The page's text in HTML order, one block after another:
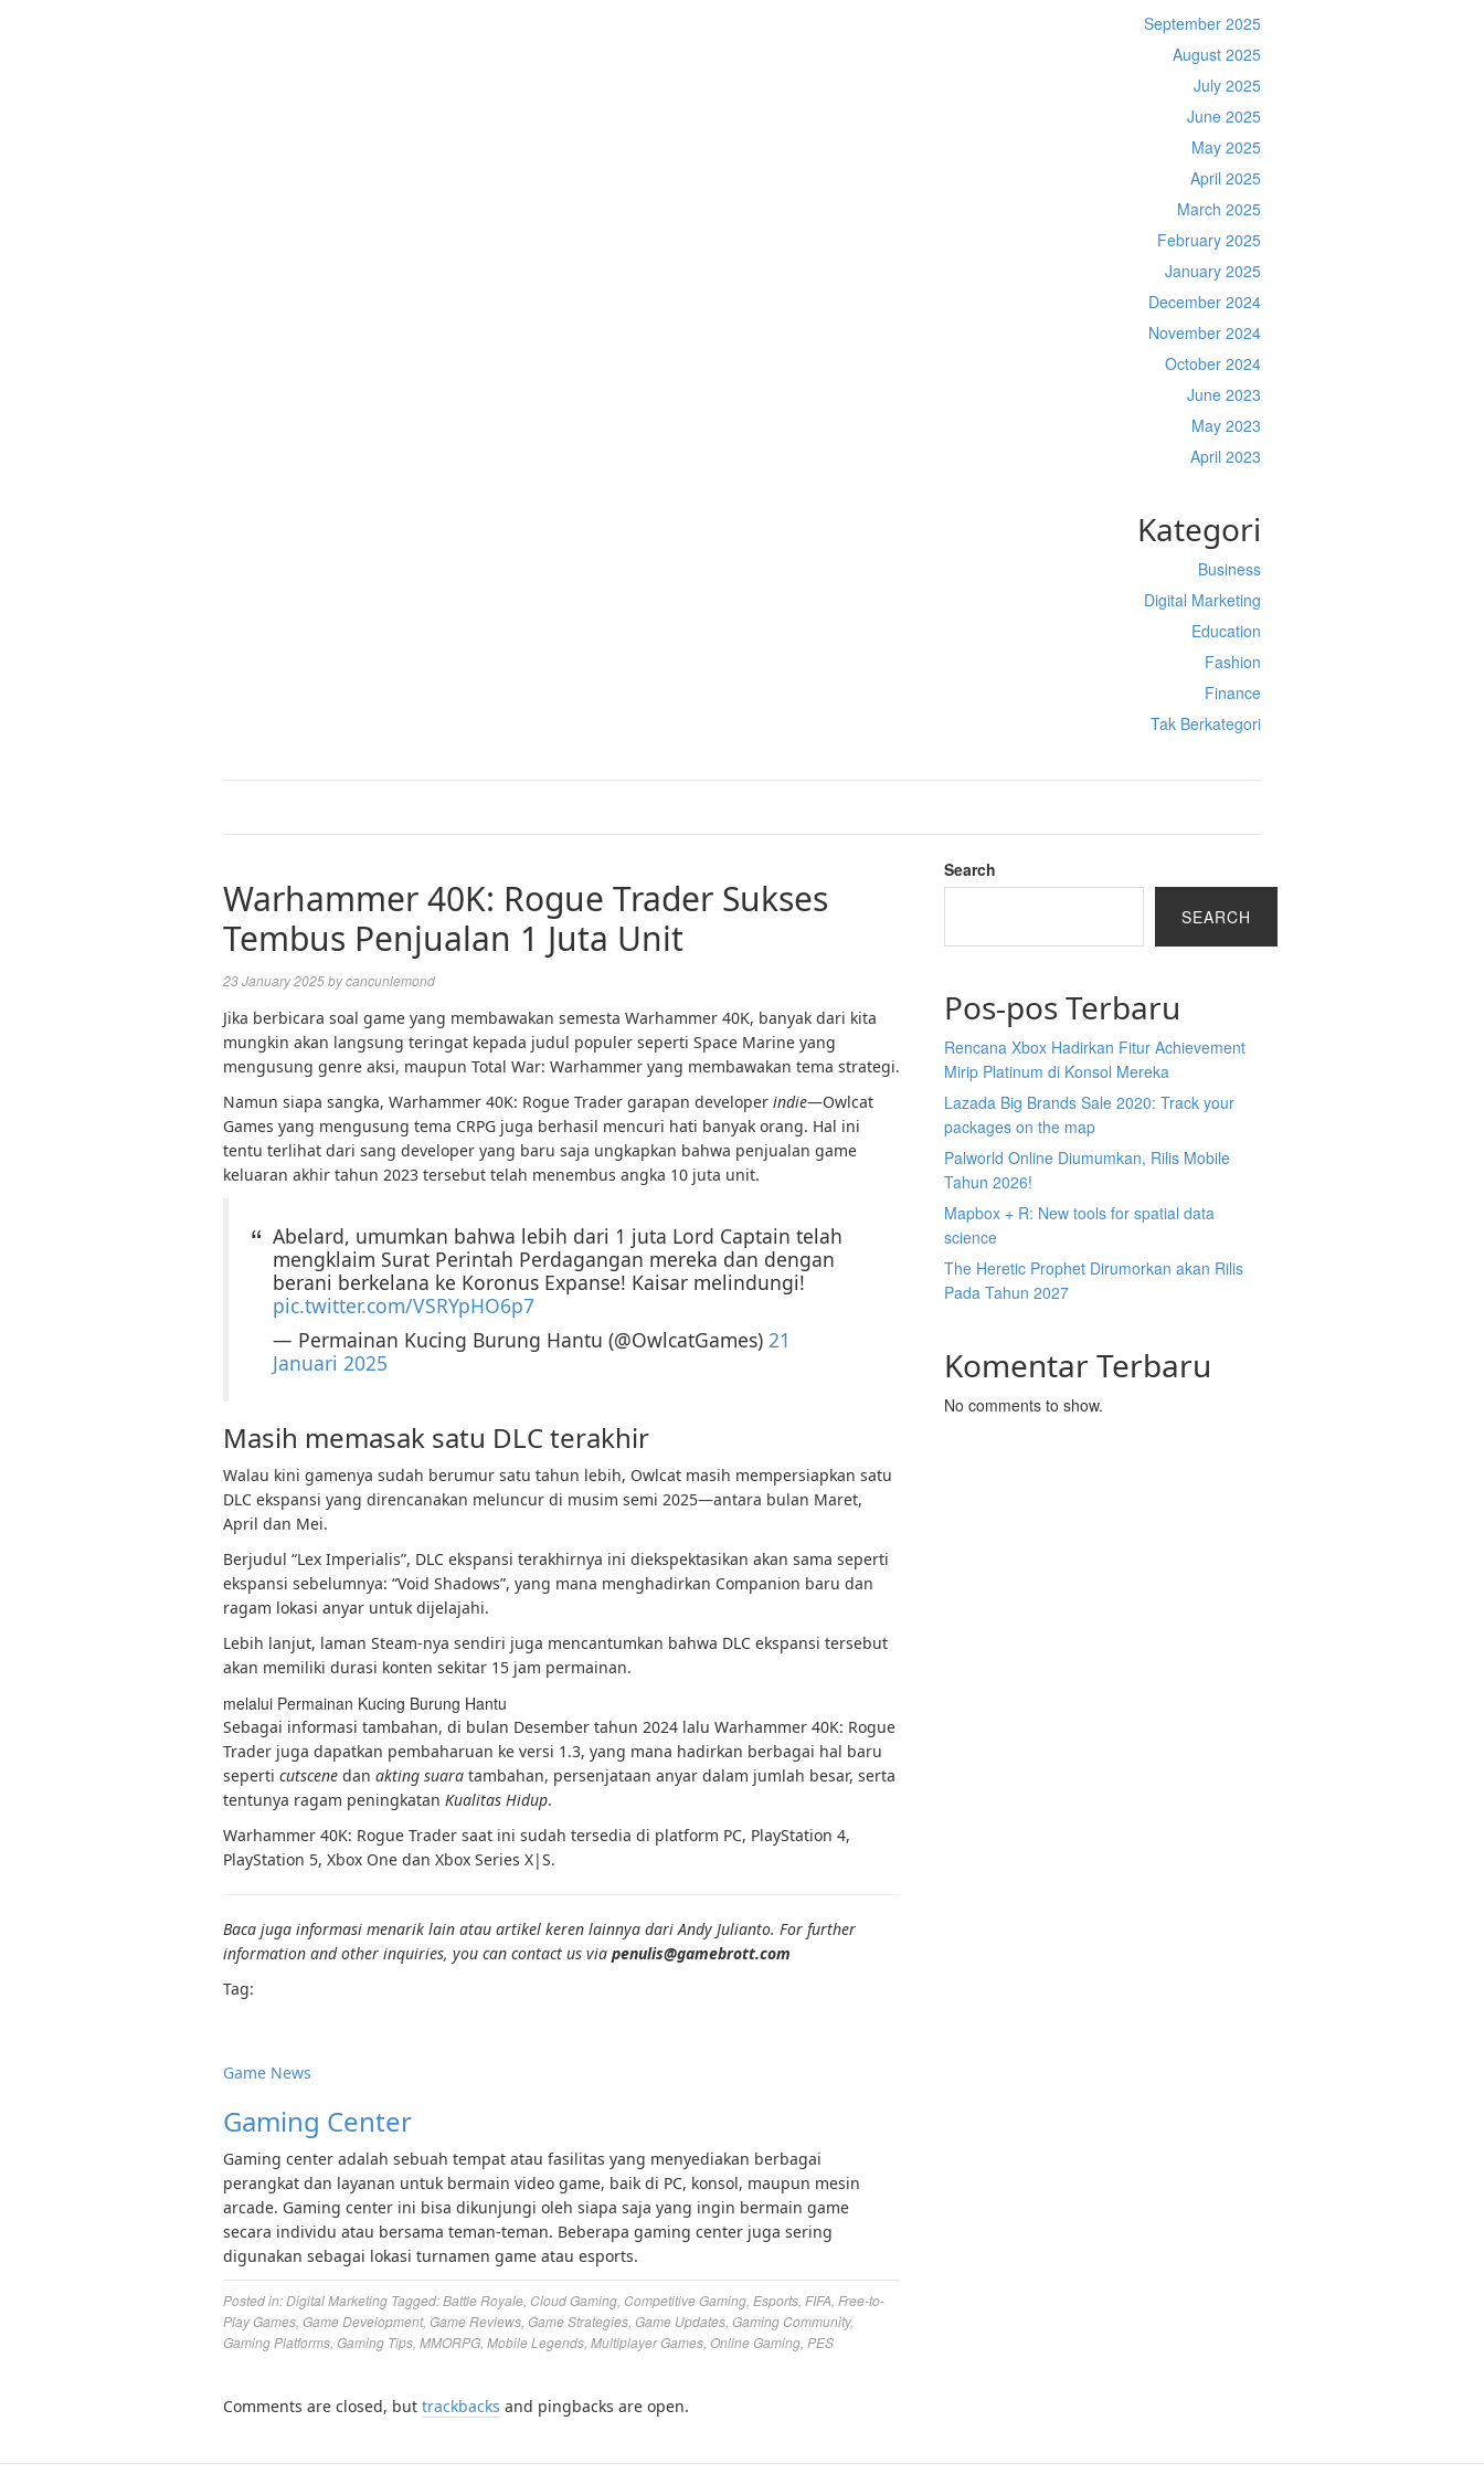
September 2025
August 2025
July 2025
June 2025
May 2025
April 2025
March 2025
February 2025
January 2025
December 2024
November 2024
October 2024
June 2023
May 2023
April 2023
Kategori
Business
Digital Marketing
Education
Fashion
Finance
Tak Berkategori
Warhammer 40K: Rogue Trader Sukses
Tembus Penjualan 1 Juta Unit
23 January 2025bycancunlemond
Jika berbicara soal game yang membawakan semesta Warhammer 40K, banyak dari kita
mungkin akan langsung teringat kepada judul populer seperti Space Marine yang
mengusung genre aksi, maupun Total War: Warhammer yang membawakan tema strategi.
Namun siapa sangka, Warhammer 40K: Rogue Trader garapan developer indie—Owlcat
Games yang mengusung tema CRPG juga berhasil mencuri hati banyak orang. Hal ini
tentu terlihat dari sang developer yang baru saja ungkapkan bahwa penjualan game
keluaran akhir tahun 2023 tersebut telah menembus angka 10 juta unit.
Abelard, umumkan bahwa lebih dari 1 juta Lord Captain telah
mengklaim Surat Perintah Perdagangan mereka dan dengan
berani berkelana ke Koronus Expanse! Kaisar melindungi!
pic.twitter.com/VSRYpHO6p7
— Permainan Kucing Burung Hantu (@OwlcatGames) 21
Januari 2025
Masih memasak satu DLC terakhir
Walau kini gamenya sudah berumur satu tahun lebih, Owlcat masih mempersiapkan satu
DLC ekspansi yang direncanakan meluncur di musim semi 2025—antara bulan Maret,
April dan Mei.
Berjudul “Lex Imperialis”, DLC ekspansi terakhirnya ini diekspektasikan akan sama seperti
ekspansi sebelumnya: “Void Shadows”, yang mana menghadirkan Companion baru dan
ragam lokasi anyar untuk dijelajahi.
Lebih lanjut, laman Steam-nya sendiri juga mencantumkan bahwa DLC ekspansi tersebut
akan memiliki durasi konten sekitar 15 jam permainan.
melalui Permainan Kucing Burung Hantu
Sebagai informasi tambahan, di bulan Desember tahun 2024 lalu Warhammer 40K: Rogue
Trader juga dapatkan pembaharuan ke versi 1.3, yang mana hadirkan berbagai hal baru
seperti cutscene dan akting suara tambahan, persenjataan anyar dalam jumlah besar, serta
tentunya ragam peningkatan Kualitas Hidup.
Warhammer 40K: Rogue Trader saat ini sudah tersedia di platform PC, PlayStation 4,
PlayStation 5, Xbox One dan Xbox Series X|S.
Baca juga informasi menarik lain atau artikel keren lainnya dari Andy Julianto. For further
information and other inquiries, you can contact us via penulis@gamebrott.com
Tag:
Game News
Gaming Center
Gaming center adalah sebuah tempat atau fasilitas yang menyediakan berbagai
perangkat dan layanan untuk bermain video game, baik di PC, konsol, maupun mesin
arcade. Gaming center ini bisa dikunjungi oleh siapa saja yang ingin bermain game
secara individu atau bersama teman-teman. Beberapa gaming center juga sering
digunakan sebagai lokasi turnamen game atau esports.
Posted in:Digital Marketing Tagged:Battle Royale Cloud Gaming Competitive Gaming Esports FIFA Free-to-
Play Games Game Development, Game Reviews Game Strategies Game Updates Gaming Community,
Gaming Platforms Gaming Tips MMORPG Mobile Legends Multiplayer Games Online Gaming PES
Comments are closed, but trackbacks and pingbacks are open.
Search
SEARCH
Pos-pos Terbaru
Rencana Xbox Hadirkan Fitur Achievement
Mirip Platinum di Konsol Mereka
Lazada Big Brands Sale 2020: Track your
packages on the map
Palworld Online Diumumkan, Rilis Mobile
Tahun 2026!
Mapbox + R: New tools for spatial data
science
The Heretic Prophet Dirumorkan akan Rilis
Pada Tahun 2027
Komentar Terbaru
No comments to show.